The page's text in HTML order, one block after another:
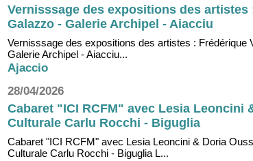
Vernisssage des expositions des
Galazzo - Galerie Archipel - Aiacciu
Vernisssage des expositions des artistes : Frédérique
Galerie Archipel - Aiacciu...
Ajaccio
28/04/2026
Cabaret "ICI RCFM" avec Lesia Leoncini
Culturale Carlu Rocchi - Biguglia
Cabaret "ICI RCFM" avec Lesia Leoncini & Doria
Culturale Carlu Rocchi - Biguglia L...